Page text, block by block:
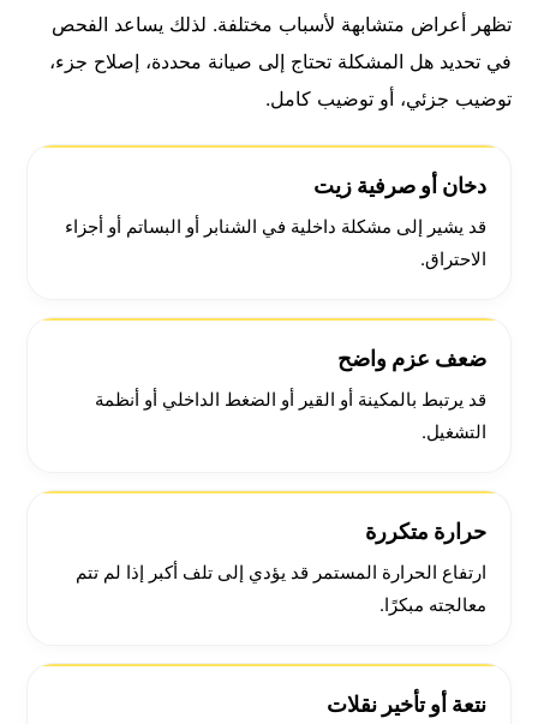
تظهر أعراض متشابهة لأسباب مختلفة. لذلك يساعد الفحص
في تحديد هل المشكلة تحتاج إلى صيانة محددة، إصلاح جزء،
توضيب جزئي، أو توضيب كامل.
دخان أو صرفية زيت
قد يشير إلى مشكلة داخلية في الشنابر أو البساتم أو أجزاء
الاحتراق.
ضعف عزم واضح
قد يرتبط بالمكينة أو القير أو الضغط الداخلي أو أنظمة
التشغيل.
حرارة متكررة
ارتفاع الحرارة المستمر قد يؤدي إلى تلف أكبر إذا لم تتم
معالجته مبكرًا.
نتعة أو تأخير نقلات